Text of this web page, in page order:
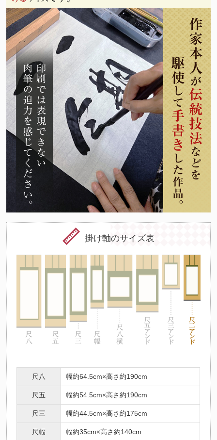
掛け軸のサイズ表
尺八 幅約64.5cm×高さ約190cm
尺五 幅約54.5cm×高さ約190cm
尺三 幅約44.5cm×高さ約175cm
尺幅 幅約35cm×高さ約140cm